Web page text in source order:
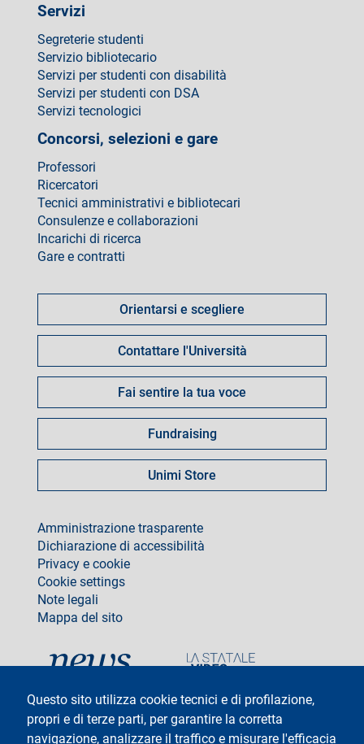
Questo sito utilizza cookie tecnici e di profilazione,
propri e di terze parti, per garantire la corretta
navigazione, analizzare il traffico e misurare l'efficacia
Servizi
Segreterie studenti
Servizio bibliotecario
Servizi per studenti con disabilità
Servizi per studenti con DSA
Servizi tecnologici
Concorsi, selezioni e gare
Professori
Ricercatori
Tecnici amministrativi e bibliotecari
Consulenze e collaborazioni
Incarichi di ricerca
Gare e contratti
fare
Orientarsi e scegliere
Contattare l'Università
Fai sentire la tua voce
Fundraising
Unimi Store
footer
Amministrazione trasparente
Dichiarazione di accessibilità
Privacy e cookie
Cookie settings
Note legali
Mappa del sito
social